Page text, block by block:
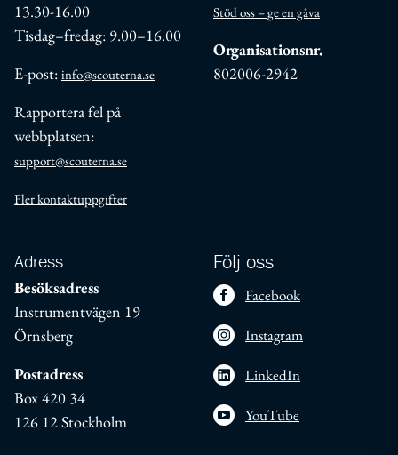
13.30-16.00
Tisdag–fredag: 9.00–16.00
E-post: info@scouterna.se
Rapportera fel på
webbplatsen:
support@scouterna.se
Fler kontaktuppgifter
Stöd oss – ge en gåva
Organisationsnr.
802006-2942
Adress
Besöksadress
Instrumentvägen 19
Örnsberg
Postadress
Box 420 34
126 12 Stockholm
Följ oss
Facebook
Instagram
LinkedIn
YouTube